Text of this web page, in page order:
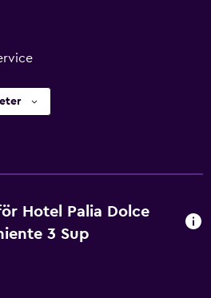
Hotel Palia Dolce
3 Sup